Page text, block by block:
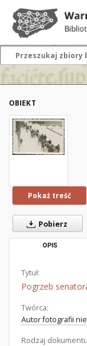
OBIEKT
Pokaż treść
Pobierz
OPIS
Tytuł:
Pogrzeb
Twórca:
Autor fotografii
Rodzaj